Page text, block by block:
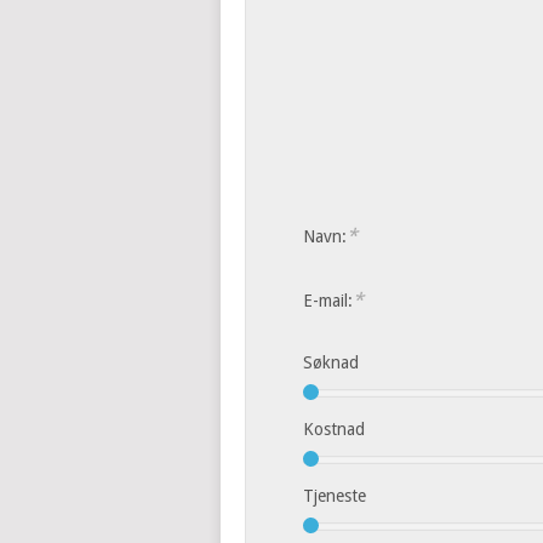
Navn: *
E-mail: *
Søknad
Kostnad
Tjeneste